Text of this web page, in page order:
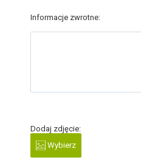
Informacje zwrotne:
Dodaj zdjęcie:
Wybierz